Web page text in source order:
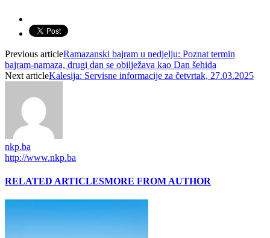
Previous articleRamazanski bajram u nedjelju: Poznat termin
bajram-namaza, drugi dan se obilježava kao Dan šehida
Next articleKalesija: Servisne informacije za četvrtak, 27.03.2025
nkp.ba
http://www.nkp.ba
RELATED ARTICLESMORE FROM AUTHOR